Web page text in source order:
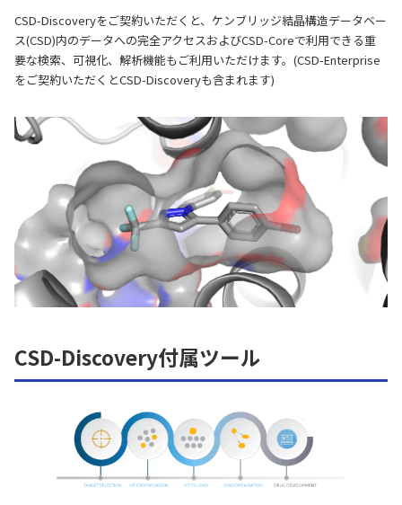
CSD-Discoveryをご契約いただくと、ケンブリッジ結晶構造データベー
ス(CSD)内のデータへの完全アクセスおよびCSD-Coreで利用できる重
要な検索、可視化、解析機能もご利用いただけます。(CSD-Enterprise
をご契約いただくとCSD-Discoveryも含まれます)
CSD-Discovery付属ツール